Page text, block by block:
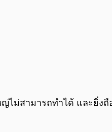
ม่สามารถทำได้ และยิ่งถือ